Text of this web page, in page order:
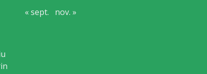
« sept. nov. »